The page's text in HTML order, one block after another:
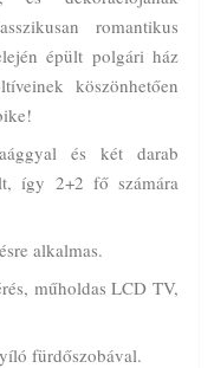
romantikus
épült polgári ház
köszönhetően
és két darab
így 2+2 fő számára
alkalmas.
műholdas LCD TV,
fürdőszobával.